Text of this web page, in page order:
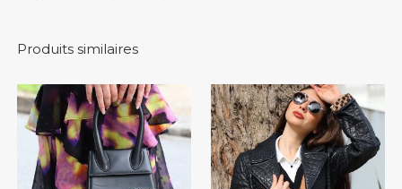
Produits similaires